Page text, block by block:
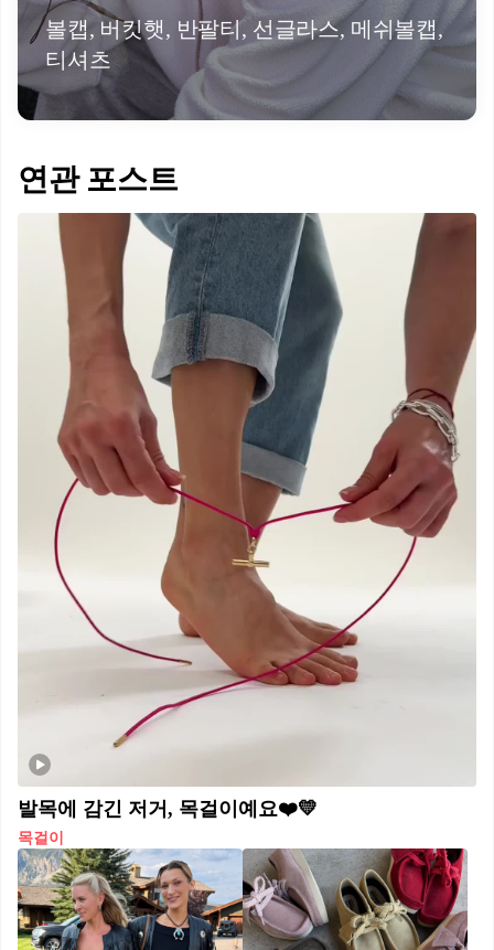
볼캡, 버킷햇, 반팔티, 선글라스, 메쉬볼캡,
티셔츠
연관 포스트
발목에 감긴 저거, 목걸이예요❤️💛
목걸이